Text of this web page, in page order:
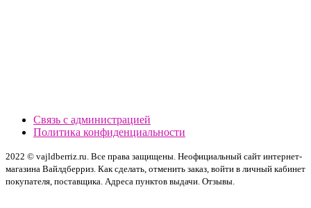
Связь с администрацией
Политика конфиденциальности
2022 © vajldberriz.ru. Все права защищены. Неофициальный сайт интернет-
магазина Вайлдберриз. Как сделать, отменить заказ, войти в личный кабинет
покупателя, поставщика. Адреса пунктов выдачи. Отзывы.